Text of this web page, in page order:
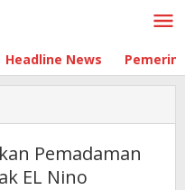
Headline News
Pemadaman
EL Nino